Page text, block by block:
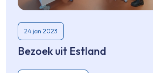
24 jan 2023
Bezoek uit Estland